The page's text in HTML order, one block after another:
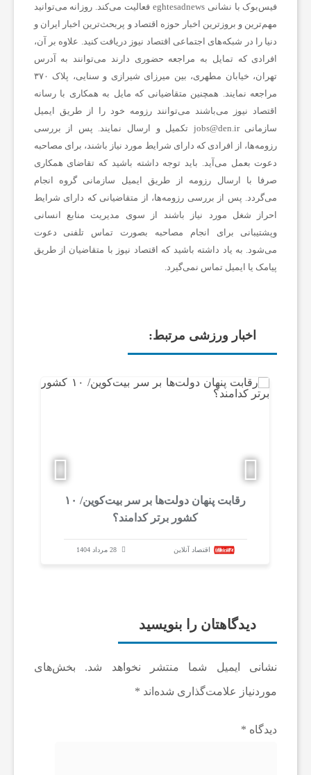
فیس‌بوک با نشانی eghtesadnews فعالیت می‌کند. روزانه می‌توانید
مهم‌ترین و بروزترین اخبار حوزه اقتصاد و پربحث‌ترین اخبار ایران و
دنیا را در شبکه‌های اجتماعی اقتصاد نیوز دریافت کنید. علاوه بر آن،
افرادی که تمایل به مراجعه حضوری دارند می‌توانند به آدرس
تهران، خیابان مطهری، بین میرزای شیرازی و سنایی، پلاک ۳۷۰
مراجعه نمایند. همچنین متقاضیانی که مایل به همکاری با رسانه‌
اقتصاد نیوز می‌باشند می‌توانند رزومه خود را از طریق ایمیل
سازمانی jobs@den.ir تکمیل و ارسال نمایند. پس از بررسی
رزومه‌ها، از افرادی که دارای شرایط مورد نیاز باشند، برای مصاحبه
دعوت بعمل می‌آید. باید توجه داشته باشید که تقاضای همکاری
صرفا با ارسال رزومه از طریق ایمیل سازمانی گروه انجام
می‌گردد. پس از بررسی رزومه‌ها، از متقاضیانی که دارای شرایط
احراز شغل مورد نیاز باشند از سوی مدیریت منابع انسانی
وپشتیبانی برای انجام مصاحبه بصورت تماس تلفنی دعوت
می‌شود. به یاد داشته باشید که اقتصاد نیوز با متقاضیان از طریق
پیامک یا ایمیل تماس نمی‌گیرد.
اخبار ورزشی مرتبط:
رقابت پنهان دولت‌ها بر سر بیت‌کوین/ ۱۰
کشور برتر کدامند؟
اقتصاد آنلاین 28 مرداد 1404
دیدگاهتان را بنویسید
نشانی ایمیل شما منتشر نخواهد شد. بخش‌های
موردنیاز علامت‌گذاری شده‌اند *
دیدگاه *